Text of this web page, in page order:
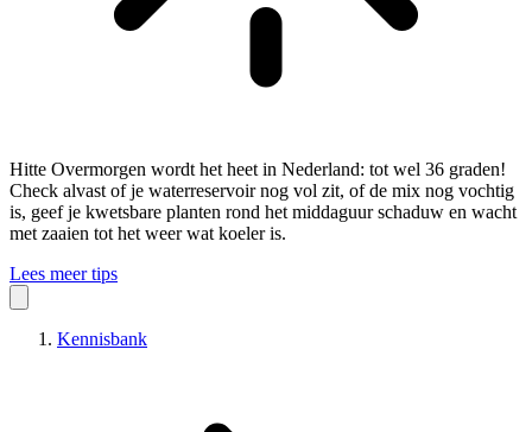
Hitte Overmorgen wordt het heet in Nederland: tot wel 36 graden!
Check alvast of je waterreservoir nog vol zit, of de mix nog vochtig
is, geef je kwetsbare planten rond het middaguur schaduw en wacht
met zaaien tot het weer wat koeler is.
Lees meer tips
Kennisbank